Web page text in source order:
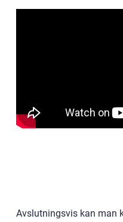
Avslutningsvis kan man